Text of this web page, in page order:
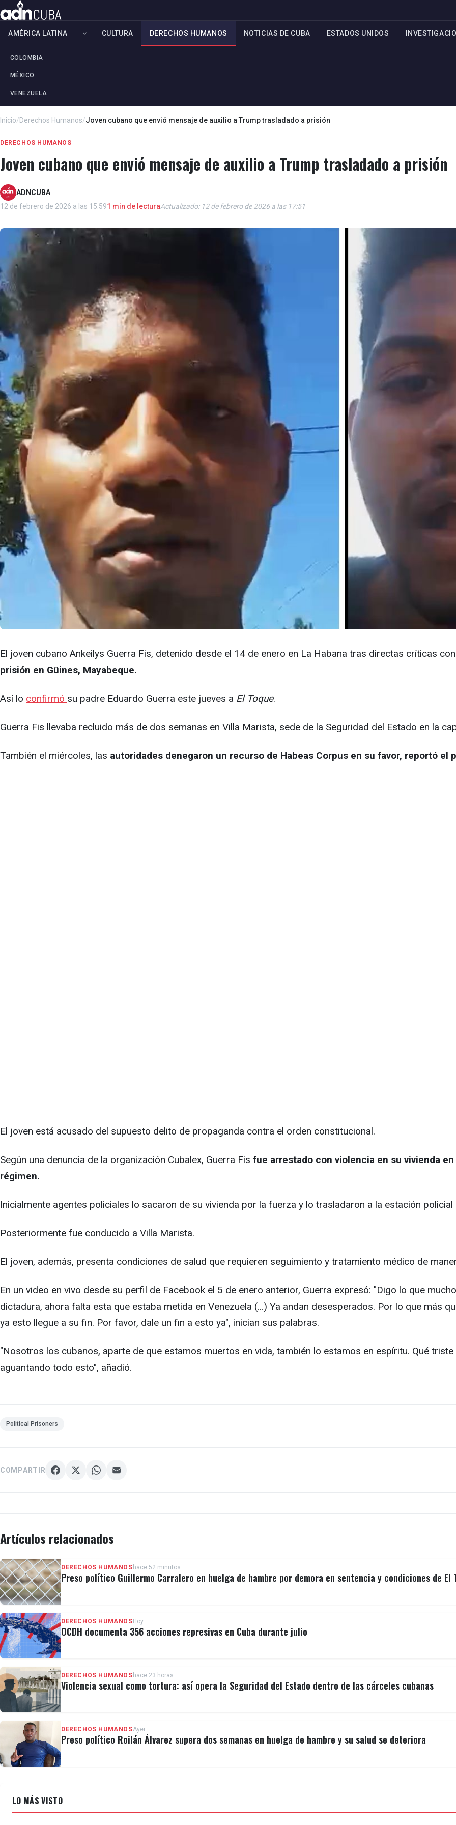
AMÉRICA LATINA
COLOMBIA
MÉXICO
VENEZUELA
CULTURA DERECHOS HUMANOS NOTICIAS DE CUBA ESTADOS UNIDOS
Inicio/Derechos Humanos/Joven cubano que envió mensaje de auxilio a Trump trasladado a prisión
DERECHOS HUMANOS
Joven cubano que envió mensaje de auxilio a Trump trasladado a prisión
ADNCUBA
12 de febrero de 2026 a las 15:591 min de lecturaActualizado: 12 de febrero de 2026 a las 17:51
El joven cubano Ankeilys Guerra Fis, detenido desde el 14 de enero en La Habana tras directas críticas
prisión en Güines, Mayabeque.
Así lo confirmó su padre Eduardo Guerra este jueves a El Toque.
Guerra Fis llevaba recluido más de dos semanas en Villa Marista, sede de la Seguridad del Estado en la
También el miércoles, las autoridades denegaron un recurso de Habeas Corpus en su favor, reportó el
El joven está acusado del supuesto delito de propaganda contra el orden constitucional.
Según una denuncia de la organización Cubalex, Guerra Fis fue arrestado con violencia en su vivienda
régimen.
Inicialmente agentes policiales lo sacaron de su vivienda por la fuerza y lo trasladaron a la estación policial
Posteriormente fue conducido a Villa Marista.
El joven, además, presenta condiciones de salud que requieren seguimiento y tratamiento médico de
En un video en vivo desde su perfil de Facebook el 5 de enero anterior, Guerra expresó: "Digo lo que
dictadura, ahora falta esta que estaba metida en Venezuela (...) Ya andan desesperados. Por lo que más
ya esto llegue a su fin. Por favor, dale un fin a esto ya", inician sus palabras.
"Nosotros los cubanos, aparte de que estamos muertos en vida, también lo estamos en espíritu. Qué
aguantando todo esto", añadió.
Political Prisoners
COMPARTIR
Artículos relacionados
DERECHOS HUMANOS hace 52 minutos
Preso político Guillermo Carralero en huelga de hambre por demora en sentencia y condiciones de El
DERECHOS HUMANOS Hoy
OCDH documenta 356 acciones represivas en Cuba durante julio
DERECHOS HUMANOS hace 23 horas
Violencia sexual como tortura: así opera la Seguridad del Estado dentro de las cárceles cubanas
DERECHOS HUMANOSAyer
Preso político Roilán Álvarez supera dos semanas en huelga de hambre y su salud se deteriora
LO MÁS VISTO